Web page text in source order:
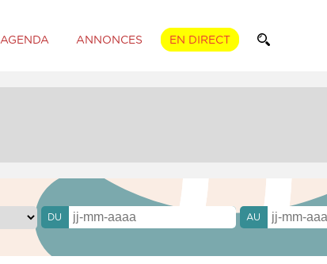
AGENDA ANNONCES EN DIRECT
DU AU